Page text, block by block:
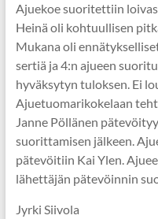
Ajuekoe suoritettiin
Heinä oli kohtuullisen
Mukana oli
sertiä ja 4:n ajueen
hyväksytyn tuloksen. Ei
Ajuetuomarikokelaan
Janne Pöllänen
suorittamisen jälkeen.
pätevöitiin Kai Ylen.
lähettäjän pätevöinnin
Jyrki Siivola